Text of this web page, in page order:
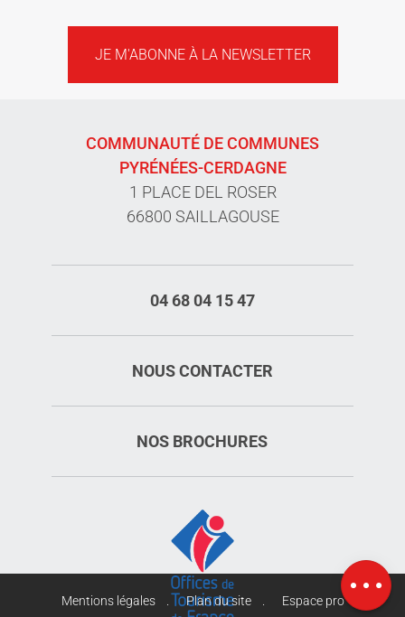
Carte
JE M'ABONNE À LA NEWSLETTER
COMMUNAUTÉ DE COMMUNES
PYRÉNÉES-CERDAGNE
1 PLACE DEL ROSER
66800 SAILLAGOUSE
04 68 04 15 47
NOUS CONTACTER
NOS BROCHURES
Mentions légales Plan du site Espace pro